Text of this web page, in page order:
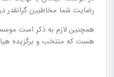
رضایت شما مخاطبین
همچنین لازم به ذکر است
هست که منتخب و برگزیده